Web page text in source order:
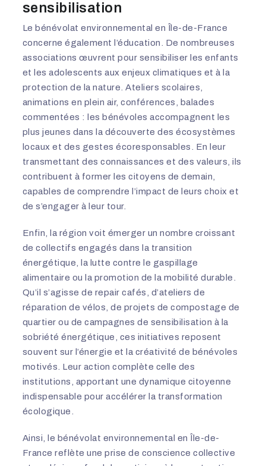
sensibilisation
Le bénévolat environnemental en Île-de-France
concerne également l’éducation. De nombreuses
associations œuvrent pour sensibiliser les enfants
et les adolescents aux enjeux climatiques et à la
protection de la nature. Ateliers scolaires,
animations en plein air, conférences, balades
commentées : les bénévoles accompagnent les
plus jeunes dans la découverte des écosystèmes
locaux et des gestes écoresponsables. En leur
transmettant des connaissances et des valeurs, ils
contribuent à former les citoyens de demain,
capables de comprendre l’impact de leurs choix et
de s’engager à leur tour.
Enfin, la région voit émerger un nombre croissant
de collectifs engagés dans la transition
énergétique, la lutte contre le gaspillage
alimentaire ou la promotion de la mobilité durable.
Qu’il s’agisse de repair cafés, d’ateliers de
réparation de vélos, de projets de compostage de
quartier ou de campagnes de sensibilisation à la
sobriété énergétique, ces initiatives reposent
souvent sur l’énergie et la créativité de bénévoles
motivés. Leur action complète celle des
institutions, apportant une dynamique citoyenne
indispensable pour accélérer la transformation
écologique.
Ainsi, le bénévolat environnemental en Île-de-
France reflète une prise de conscience collective